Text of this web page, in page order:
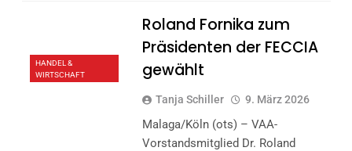
HANDEL &
WIRTSCHAFT
Roland Fornika zum
Präsidenten der FECCIA
gewählt
Tanja Schiller 9. März 2026
Malaga/Köln (ots) – VAA-
Vorstandsmitglied Dr. Roland